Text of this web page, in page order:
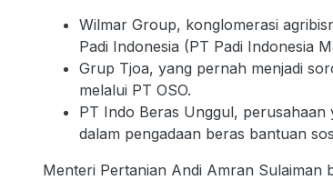
Wilmar Group, konglomerasi
Padi Indonesia (PT Padi Indonesia
Grup Tjoa, yang pernah menjadi
melalui PT OSO.
PT Indo Beras Unggul,
dalam pengadaan beras bantuan
Menteri Pertanian Andi Amran Sulaiman